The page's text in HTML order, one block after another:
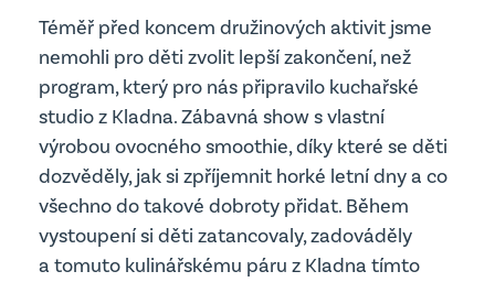
Úřední deska
Důležité dokumenty
Projekty
Školská rada
Školní parlament
Projekty MŠ
vyhledávání
Edookit
Jídelna
Téměř před koncem družinových aktivit jsme
nemohli pro děti zvolit lepší zakončení, než
program, který pro nás připravilo kuchařské
studio z Kladna. Zábavná show s vlastní
výrobou ovocného smoothie, díky které se děti
dozvěděly, jak si zpříjemnit horké letní dny a co
všechno do takové dobroty přidat. Během
vystoupení si děti zatancovaly, zadováděly
a tomuto kulinářskému páru z Kladna tímto